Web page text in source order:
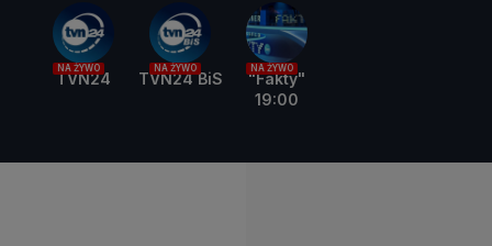
NA ŻYWO
TVN24
NA ŻYWO
TVN24 BiS
NA ŻYWO
"Fakty"
19:00